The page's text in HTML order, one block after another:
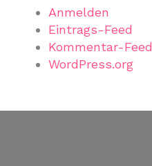
Anmelden
Eintrags-Feed
Kommentar-Feed
WordPress.org